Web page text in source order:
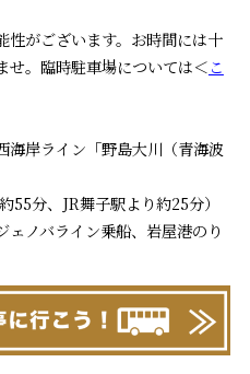
性がございます。お時間には十
せ。臨時駐車場については＜ こ
海岸ライン「野島大川（青海波
JR舞子駅より約25分）
ェノバライン乗船、岩屋港のり